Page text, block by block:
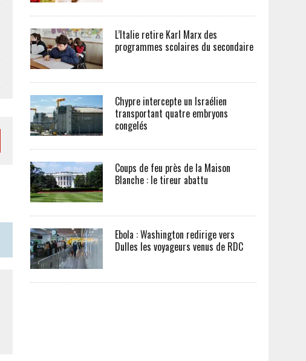
L’Italie retire Karl Marx des
programmes scolaires du secondaire
Chypre intercepte un Israélien
transportant quatre embryons
congelés
Coups de feu près de la Maison
Blanche : le tireur abattu
Ebola : Washington redirige vers
Dulles les voyageurs venus de RDC